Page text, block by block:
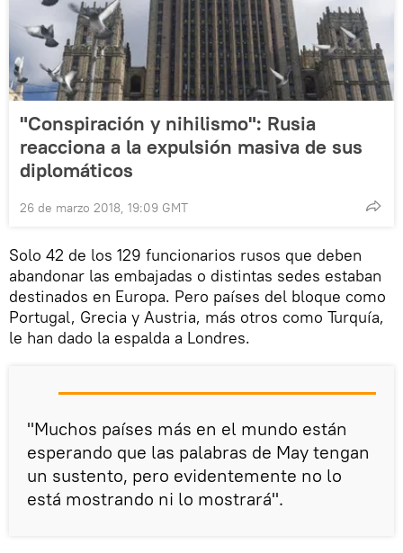
"Conspiración y nihilismo": Rusia
reacciona a la expulsión masiva de sus
diplomáticos
26 de marzo 2018, 19:09 GMT
Solo 42 de los 129 funcionarios rusos que deben
abandonar las embajadas o distintas sedes estaban
destinados en Europa. Pero países del bloque como
Portugal, Grecia y Austria, más otros como Turquía,
le han dado la espalda a Londres.
"Muchos países más en el mundo están
esperando que las palabras de May tengan
un sustento, pero evidentemente no lo
está mostrando ni lo mostrará".